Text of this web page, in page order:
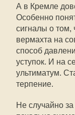
А в Кремле
Особенно
сигналы о том,
вермахта на
способ
уступок. И на
ультиматум.
терпение.
Не случайно